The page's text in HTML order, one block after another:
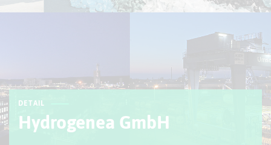
DETAIL
Hydrogenea GmbH